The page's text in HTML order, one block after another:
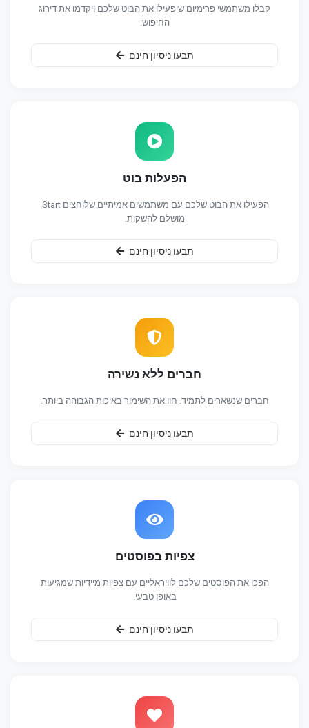
קבלו משתמשי פרימיום שיפעילו את הבוט שלכם ויקדמו את דירוג
החיפוש.
תבעו ניסיון חינם
הפעלות בוט
הפעילו את הבוט שלכם עם משתמשים אמיתיים שלוחצים Start.
מושלם להשקות.
תבעו ניסיון חינם
חברים ללא נשירה
חברים שנשארים לתמיד. חוו את השימור באיכות הגבוהה ביותר.
תבעו ניסיון חינם
צפיות בפוסטים
הפכו את הפוסטים שלכם לוויראליים עם צפיות מיידיות שמגיעות
באופן טבעי.
תבעו ניסיון חינם